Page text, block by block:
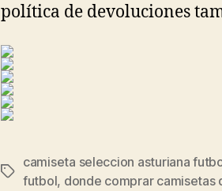
política de devoluciones
Etiquetas
camiseta seleccion asturiana
futbol, donde comprar camisetas